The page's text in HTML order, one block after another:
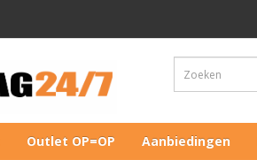
Outlet OP=OP Aanbiedingen